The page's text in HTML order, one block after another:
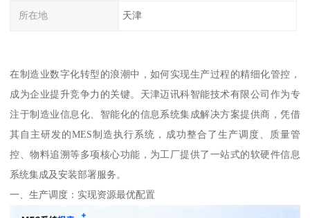
所在地 天津
在制造业数字化转型的浪潮中，如何实现生产过程的精细化管控，
成为企业提升竞争力的关键。天津迈讯科智能技术有限公司作为专
注于制造业信息化、智能化的信息系统集成解决方案提供商，凭借
其自主研发的MES制造执行系统，成功整合了生产调度、质量管
控、物料追溯等多项核心功能，为工厂提供了一站式的软硬件信息
系统集成及安装部署服务。
一、生产调度：实现资源最优配置